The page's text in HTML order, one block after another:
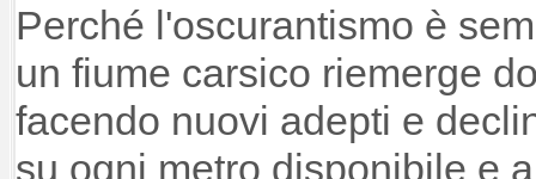
Perché l'oscurantismo è
un fiume carsico riemerge
facendo nuovi adepti e
su ogni metro disponibile e